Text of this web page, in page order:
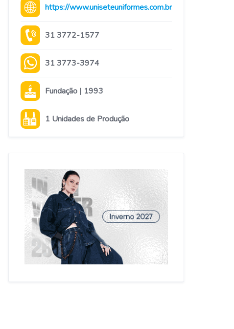
https://www.uniseteuniformes.com.br/
31 3772-1577
31 3773-3974
Fundação | 1993
1 Unidades de Produção